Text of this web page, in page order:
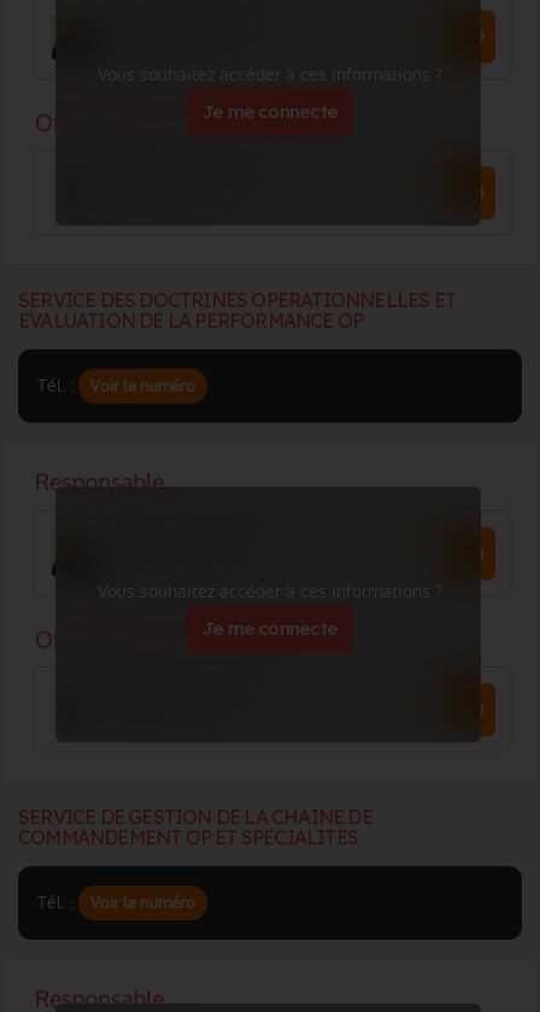
Vous souhaitez accéder à ces informations ?
Je me connecte
SERVICE DES DOCTRINES OPERATIONNELLES ET
EVALUATION DE LA PERFORMANCE OP
Tél. : Voir le numéro
Vous souhaitez accéder à ces informations ?
Je me connecte
SERVICE DE GESTION DE LA CHAINE DE
COMMANDEMENT OP ET SPECIALITES
Tél. : Voir le numéro